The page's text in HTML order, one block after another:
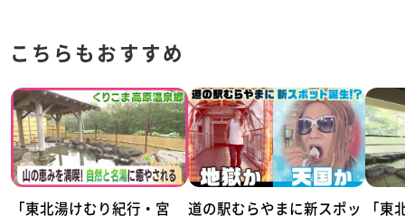
こちらもおすすめ
「東北湯けむり紀行・宮
道の駅むらやまに新スポッ
「東